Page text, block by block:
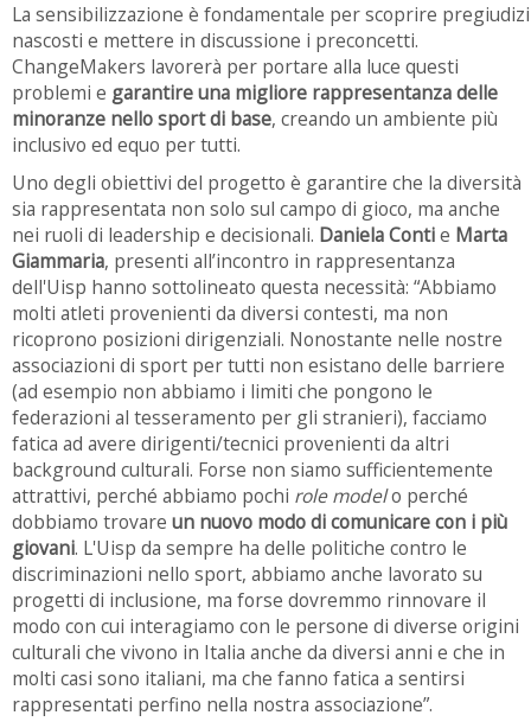
La sensibilizzazione è fondamentale per scoprire pregiudizi
nascosti e mettere in discussione i preconcetti.
ChangeMakers lavorerà per portare alla luce questi
problemi e garantire una migliore rappresentanza delle
minoranze nello sport di base, creando un ambiente più
inclusivo ed equo per tutti.
Uno degli obiettivi del progetto è garantire che la diversità
sia rappresentata non solo sul campo di gioco, ma anche
nei ruoli di leadership e decisionali. Daniela Contie Marta
Giammaria, presenti all’incontro in rappresentanza
dell'Uisp hanno sottolineato questa necessità: “Abbiamo
molti atleti provenienti da diversi contesti, ma non
ricoprono posizioni dirigenziali. Nonostante nelle nostre
associazioni di sport per tutti non esistano delle barriere
(ad esempio non abbiamo i limiti che pongono le
federazioni al tesseramento per gli stranieri), facciamo
fatica ad avere dirigenti/tecnici provenienti da altri
background culturali. Forse non siamo sufficientemente
attrattivi, perché abbiamo pochi role modelo perché
dobbiamo trovare un nuovo modo di comunicare con i più
giovani. L'Uisp da sempre ha delle politiche contro le
discriminazioni nello sport, abbiamo anche lavorato su
progetti di inclusione, ma forse dovremmo rinnovare il
modo con cui interagiamo con le persone di diverse origini
culturali che vivono in Italia anche da diversi anni e che in
molti casi sono italiani, ma che fanno fatica a sentirsi
rappresentati perfino nella nostra associazione”.